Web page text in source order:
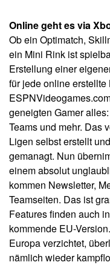
Online geht es via
Ob ein Optimatch,
ein Mini Rink ist
Erstellung einer
für jede online
geneigten Gamer
Teams und mehr. Das
Ligen selbst erstellt
gemanagt. Nun
einem absolut
kommen Newsletter,
Teamseiten. Das ist
Features finden auch
kommende EU-
Europa verzichtet,
nämlich wieder